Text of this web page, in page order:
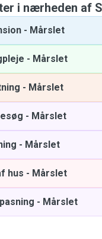
i nærheden af
- Mårslet
- Mårslet
- Mårslet
- Mårslet
- Mårslet
hus - Mårslet
- Mårslet